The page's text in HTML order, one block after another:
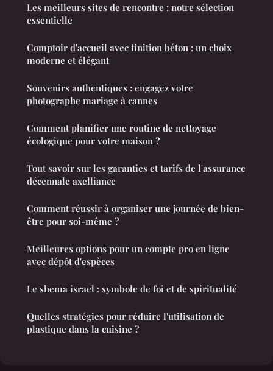
Les meilleurs sites de rencontre : notre sélection
essentielle
Comptoir d'accueil avec finition béton : un choix
moderne et élégant
Souvenirs authentiques : engagez votre
photographe mariage à cannes
Comment planifier une routine de nettoyage
écologique pour votre maison ?
Tout savoir sur les garanties et tarifs de l'assurance
décennale axelliance
Comment réussir à organiser une journée de bien-
être pour soi-même ?
Meilleures options pour un compte pro en ligne
avec dépôt d'espèces
Le shema israel : symbole de foi et de spiritualité
Quelles stratégies pour réduire l'utilisation de
plastique dans la cuisine ?